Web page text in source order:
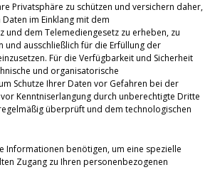
Privatsphäre zu schützen und versichern daher,
im Einklang mit dem
und dem Telemediengesetz zu erheben, zu
und ausschließlich für die Erfüllung der
Für die Verfügbarkeit und Sicherheit
und organisatorische
Schutze Ihrer Daten vor Gefahren bei der
Kenntniserlangung durch unberechtigte Dritte
überprüft und dem technologischen
Informationen benötigen, um eine spezielle
Zugang zu Ihren personenbezogenen